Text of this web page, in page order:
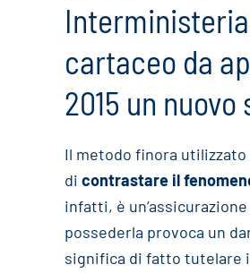
cartaceo da
2015 un
Il metodo finora
di contrastare il
infatti, è
possederla provoca un
significa di fatto tutelare